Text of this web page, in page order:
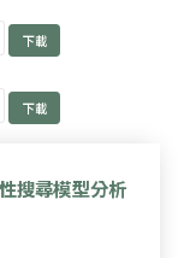
搜尋模型分析